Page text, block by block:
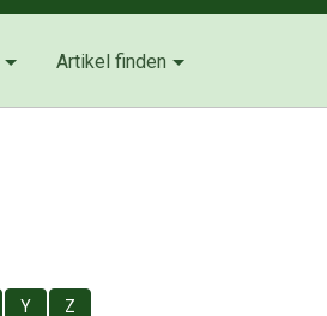
Artikel finden
Y Z